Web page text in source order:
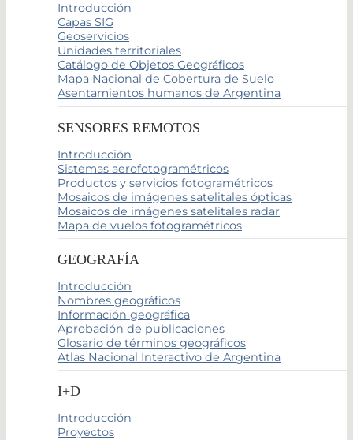
Introducción
Capas SIG
Geoservicios
Unidades territoriales
Catálogo de Objetos Geográficos
Mapa Nacional de Cobertura de Suelo
Asentamientos humanos de Argentina
SENSORES REMOTOS
Introducción
Sistemas aerofotogramétricos
Productos y servicios fotogramétricos
Mosaicos de imágenes satelitales ópticas
Mosaicos de imágenes satelitales radar
Mapa de vuelos fotogramétricos
GEOGRAFÍA
Introducción
Nombres geográficos
Información geográfica
Aprobación de publicaciones
Glosario de términos geográficos
Atlas Nacional Interactivo de Argentina
I+D
Introducción
Proyectos